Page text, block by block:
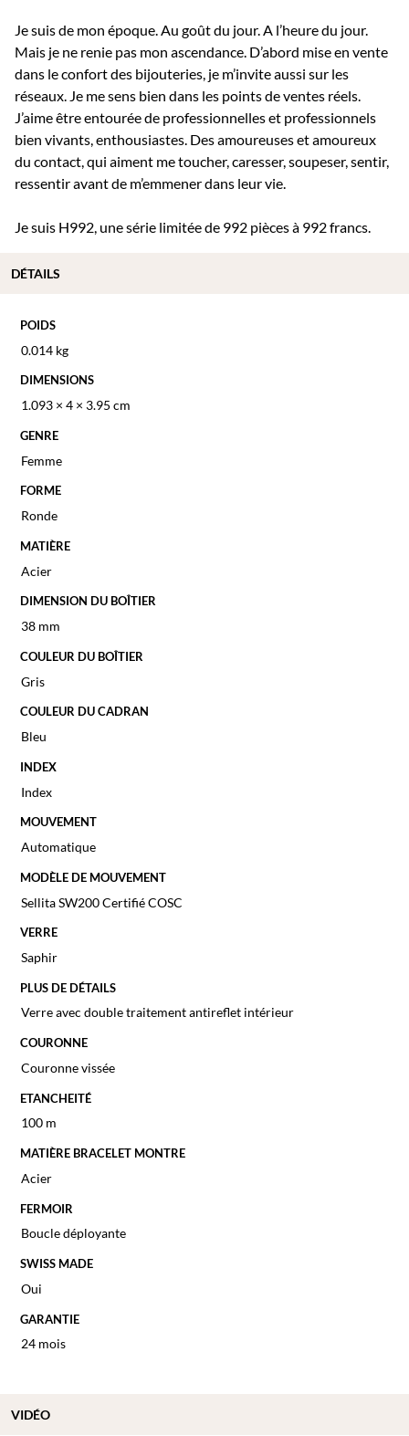
Je suis de mon époque. Au goût du jour. A l’heure du jour.
Mais je ne renie pas mon ascendance. D’abord mise en vente
dans le confort des bijouteries, je m’invite aussi sur les
réseaux. Je me sens bien dans les points de ventes réels.
J’aime être entourée de professionnelles et professionnels
bien vivants, enthousiastes. Des amoureuses et amoureux
du contact, qui aiment me toucher, caresser, soupeser, sentir,
ressentir avant de m’emmener dans leur vie.
Je suis H992, une série limitée de 992 pièces à 992 francs.
POIDS
0.014 kg
DIMENSIONS
1.093 × 4 × 3.95 cm
GENRE
Femme
FORME
Ronde
MATIÈRE
Acier
DIMENSION DU BOÎTIER
38 mm
COULEUR DU BOÎTIER
Gris
COULEUR DU CADRAN
Bleu
INDEX
Index
MOUVEMENT
Automatique
MODÈLE DE MOUVEMENT
Sellita SW200 Certifié COSC
VERRE
Saphir
PLUS DE DÉTAILS
Verre avec double traitement antireflet intérieur
COURONNE
Couronne vissée
ETANCHEITÉ
100 m
MATIÈRE BRACELET MONTRE
Acier
FERMOIR
Boucle déployante
SWISS MADE
Oui
GARANTIE
24 mois
DÉTAILS
VIDÉO